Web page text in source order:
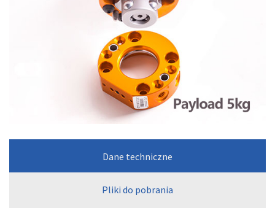
Dane techniczne
Pliki do pobrania